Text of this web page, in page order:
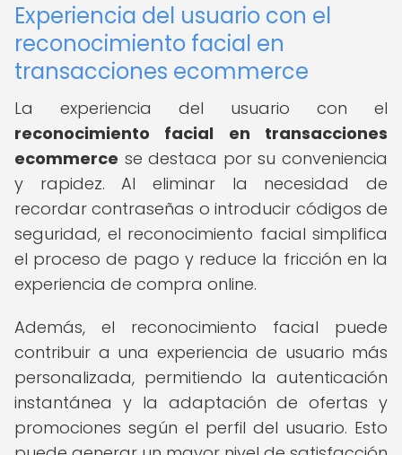
Experiencia del usuario con el
reconocimiento facial en
transacciones ecommerce
La experiencia del usuario con el
reconocimiento facial en transacciones
ecommerce se destaca por su conveniencia
y rapidez. Al eliminar la necesidad de
recordar contraseñas o introducir códigos de
seguridad, el reconocimiento facial simplifica
el proceso de pago y reduce la fricción en la
experiencia de compra online.
Además, el reconocimiento facial puede
contribuir a una experiencia de usuario más
personalizada, permitiendo la autenticación
instantánea y la adaptación de ofertas y
promociones según el perfil del usuario. Esto